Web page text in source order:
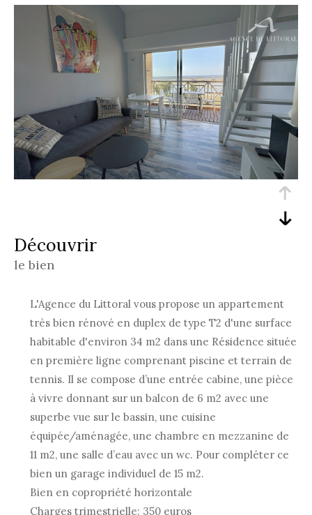
découvrir
le bien
L'Agence du Littoral vous propose un appartement
très bien rénové en duplex de type T2 d'une surface
habitable d'environ 34 m2 dans une Résidence située
en première ligne comprenant piscine et terrain de
tennis. Il se compose d’une entrée cabine, une pièce
à vivre donnant sur un balcon de 6 m2 avec une
superbe vue sur le bassin, une cuisine
équipée/aménagée, une chambre en mezzanine de
11 m2, une salle d’eau avec un wc. Pour compléter ce
bien un garage individuel de 15 m2.
Bien en copropriété horizontale
Charges trimestrielle: 350 euros